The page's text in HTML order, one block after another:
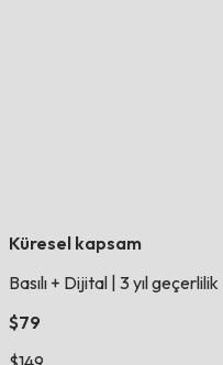
Küresel kapsam
Basılı + Dijital 3 yıl geçerlilik
$79